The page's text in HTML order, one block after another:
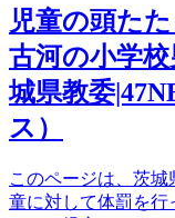
児童の頭た
古河の小学
城県教委
ス）
このページは、茨
童に対して体罰を行